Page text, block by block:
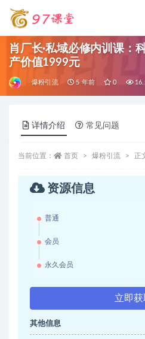
肖厂长·私域必修内训课：
产价值1999元
爆粉引流 5 年前 0
详情介绍 常见问题
当前位置： 首页 爆粉引流 正
资源信息
普通
会员
永久会员
立即获
其他信息